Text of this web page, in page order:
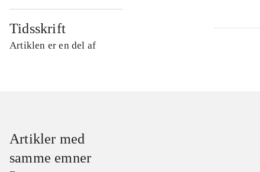
Tidsskrift
Artiklen er en del af
Artikler med
samme emner